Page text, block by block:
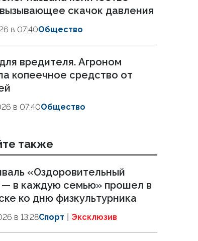
скачок давления
в 07:40Общество
вредителя. Агроном
копеечное средство от
в 07:40Общество
также
«Оздоровительный
— в каждую семью» прошел в
ко дню физкультурника
в 13:28Спорт Эксклюзив